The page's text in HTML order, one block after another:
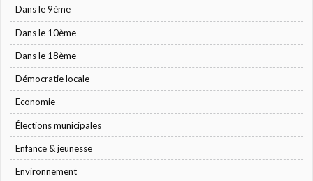
Dans le 9ème
Dans le 10ème
Dans le 18ème
Démocratie locale
Economie
Élections municipales
Enfance & jeunesse
Environnement